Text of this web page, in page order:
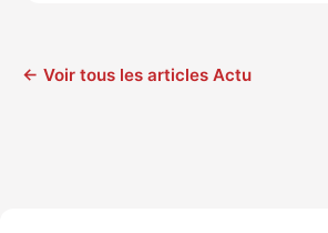
← Voir tous les articles Actu